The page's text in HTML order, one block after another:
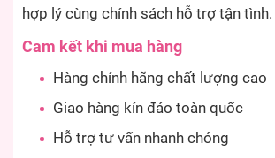
hợp lý cùng chính sách hỗ trợ tận tình.
Cam kết khi mua hàng
Hàng chính hãng chất lượng cao
Giao hàng kín đáo toàn quốc
Hỗ trợ tư vấn nhanh chóng